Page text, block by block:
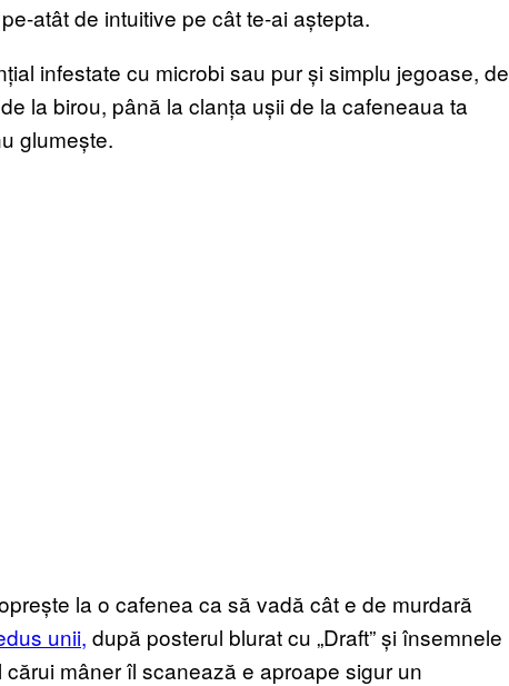
atât de intuitive pe cât te-ai aștepta.
infestate cu microbi sau pur și simplu jegoase, de
la birou, până la clanța ușii de la cafeneaua ta
glumește.
la o cafenea ca să vadă cât e de murdară
unii, după posterul blurat cu „Draft” și însemnele
mâner îl scanează e aproape sigur un